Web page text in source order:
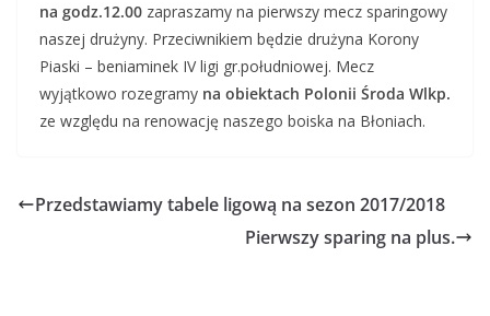
na godz.12.00 zapraszamy na pierwszy mecz sparingowy
naszej drużyny. Przeciwnikiem będzie drużyna Korony
Piaski – beniaminek IV ligi gr.południowej. Mecz
wyjątkowo rozegramy na obiektach Polonii Środa Wlkp.
ze względu na renowację naszego boiska na Błoniach.
Przedstawiamy tabele ligową na sezon 2017/2018
Pierwszy sparing na plus.